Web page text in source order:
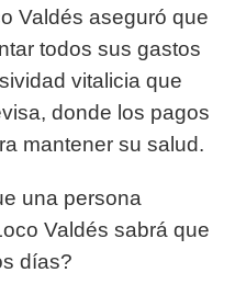
Valdés aseguró que
todos sus gastos
vitalicia que
donde los pagos
mantener su salud.
una persona
Valdés sabrá que
días?